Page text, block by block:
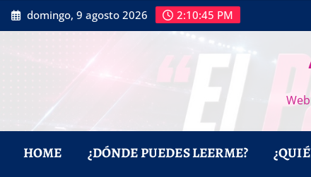
Saltar
al
domingo, 9 agosto 2026 2:10:46 PM
HOME ¿DÓNDE PUEDES LEERME?